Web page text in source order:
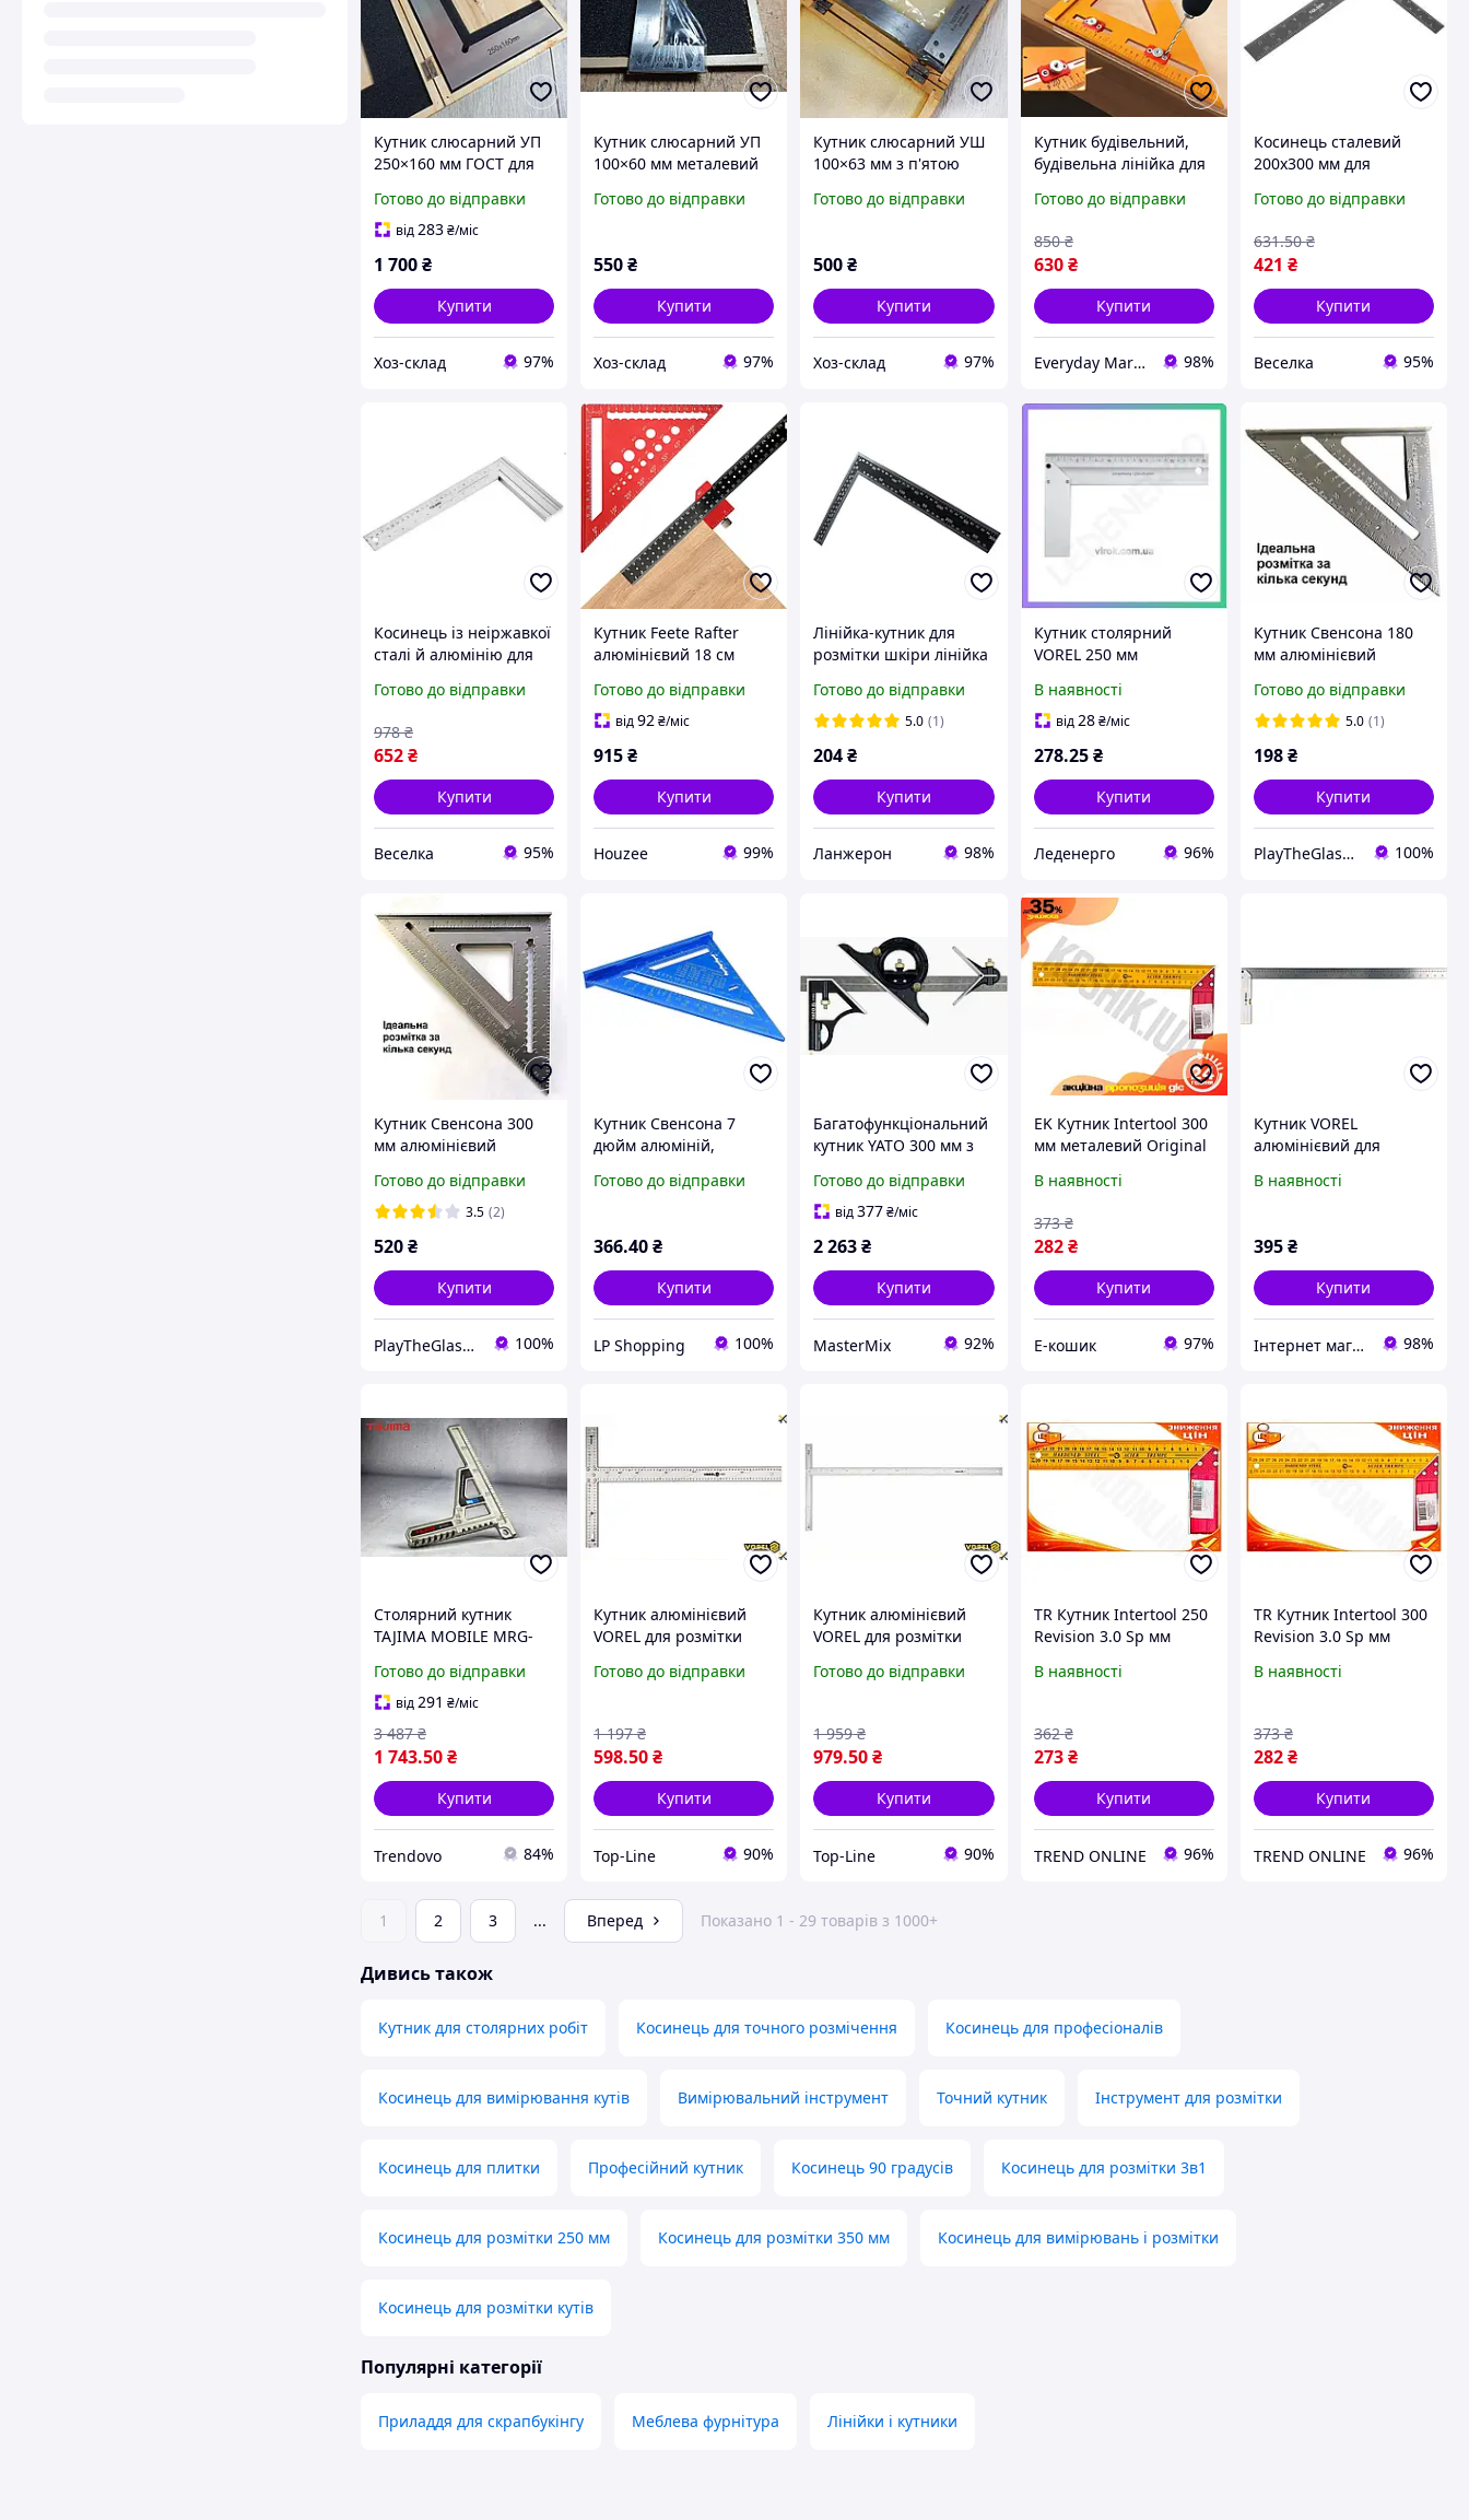
Кутник слюсарний УП
250×160 мм ГОСТ для
контролю кутів 90° зі
сталі
Готово до відправки
від 283₴/міс
1 700₴
Купити
Хоз-склад 97%
Кутник слюсарний УП
100×60 мм металевий
розмітки та перевірки
Готово до відправки
550₴
Купити
Хоз-склад 97%
Кутник слюсарний УШ
100×63 мм з п'ятою
точної розмітки та
Готово до відправки
500₴
Купити
Хоз-склад 97%
Кутник будівельний,
будівельна лінійка для
під свердління отворів
Готово до відправки
630 ₴
850 ₴
Купити
Everyday Market 98%
Косинець сталевий
200х300 мм для
перевірки
і точний інструмент
FLAME
Готово до відправки
421 ₴
631.50 ₴
Купити
Веселка 95%
Косинець із неіржавкої
сталі й алюмінію для
вимірювань для
дизайнерів FLAME
Готово до відправки
652₴
978 ₴
Купити
Веселка 95%
Кутник Feete Rafter
алюмінієвий 18 см
вимірювань та
розмітки кутів
Готово до відправки
від92₴/міс
915₴
Купити
Houzee 99%
Лінійка-кутник для
розмітки шкіри лінійка
Готово до відправки
5.0 (1)
204₴
Купити
Ланжерон 98%
Кутник столярний
VOREL 250 мм
кутник для
вимірювання і
В наявності
від28 ₴/міс
278.25 ₴
Купити
Леденерго 96%
Кутник Свенсона 180
мм алюмінієвий
столярний косинець
Speed Square для
Готово до відправки
5.0 (1)
198₴
Купити
PlayTheGlass-Home 100%
Кутник Свенсона 300
мм алюмінієвий
столярний косинець
Speed Square для
Готово до відправки
3.5 (2)
520₴
Купити
PlayTheGlass-Home 100%
Кутник Свенсона 7
дюйм алюміній,
180 мм, Алюмінієвий
Готово до відправки
366.40₴
Купити
LP Shopping 100%
Багатофункціональний
кутник YATO 300 мм з
кутником для точного
розмітки та
Готово до відправки
від377₴/міс
2 263₴
Купити
MasterMix 92%
EK Кутник Intertool 300
мм металевий Original
розмітки перевірки
HFX17_E
В наявності
282 ₴
373 ₴
Купити
Е-кошик 97%
Кутник VOREL
алюмінієвий для
розмітки 700 мм 26.5
В наявності
395₴
Купити
Інтернет магазин Scotch-Rubin 98%
Столярний кутник
TAJIMA MOBILE MRG-
точних вимірювань і
розмітки
Готово до відправки
від291 ₴/міс
1 743.50₴
3 487 ₴
Купити
Trendovo 84%
Кутник алюмінієвий
VOREL для розмітки
мітками для
Готово до відправки
598.50₴
1 197 ₴
Купити
Top-Line 90%
Кутник алюмінієвий
VOREL для розмітки
точними розмітками
Готово до відправки
979.50₴
1 959 ₴
Купити
Top-Line 90%
TR Кутник Intertool 250
Revision 3.0 Sp мм
розмітки та перевірки
4N
В наявності
273 ₴
362 ₴
Купити
TREND ONLINE 96%
TR Кутник Intertool 300
Revision 3.0 Sp мм
розмітки перевірки
SpeR-4N
В наявності
282₴
373 ₴
Купити
TREND ONLINE 96%
1 2 3 ... Вперед Показано 1 - 29 товарів з 1000+
Дивись також
Кутник для столярних робіт Косинець для точного розмічення Косинець для професіоналів
Косинець для вимірювання кутів Вимірювальний інструмент Точний кутник Інструмент для розмітки
Косинець для плитки Професійний кутник Косинець 90 градусів Косинець для розмітки 3в1
Косинець для розмітки 250 мм Косинець для розмітки 350 мм Косинець для вимірювань і розмітки
Косинець для розмітки кутів
Популярні категорії
Приладдя для скрапбукінгу Меблева фурнітура Лінійки і кутники